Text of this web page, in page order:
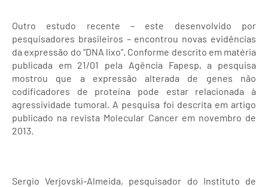
Outro estudo recente – este desenvolvido por
pesquisadores brasileiros – encontrou novas evidências
da expressão do “DNA lixo”. Conforme descrito em matéria
publicada em 21/01 pela Agência Fapesp, a pesquisa
mostrou que a expressão alterada de genes não
codificadores de proteína pode estar relacionada à
agressividade tumoral. A pesquisa foi descrita em artigo
publicado na revista Molecular Cancer em novembro de
2013.
Sergio Verjovski-Almeida, pesquisador do Instituto de